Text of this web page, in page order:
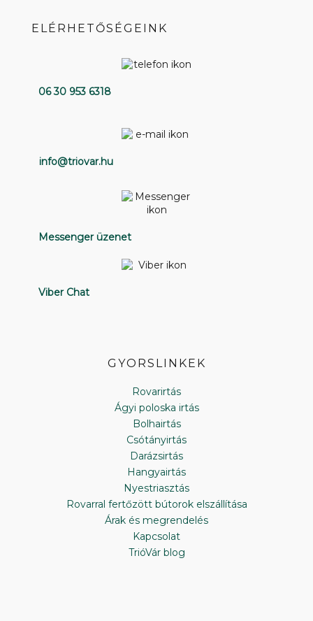
ELÉRHETŐSÉGEINK
06 30 953 6318
info@triovar.hu
Messenger üzenet
Viber Chat
GYORSLINKEK
Rovarirtás
Ágyi poloska irtás
Bolhairtás
Csótányirtás
Darázsirtás
Hangyairtás
Nyestriasztás
Rovarral fertőzött bútorok elszállítása
Árak és megrendelés
Kapcsolat
TrióVár blog